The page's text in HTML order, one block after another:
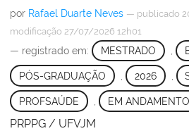
por Rafael Duarte Neves — publicado
modificação 27/07/2026 12h01
— registrado em: MESTRADO
PÓS-GRADUAÇÃO 2026
PROFSAÚDE EM ANDAMENTO
PRPPG / UFVJM